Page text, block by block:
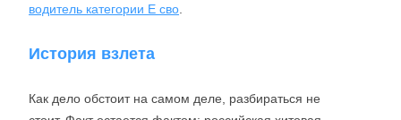
водитель категории E сво
История взлета
Как дело обстоит на самом деле, разбираться не